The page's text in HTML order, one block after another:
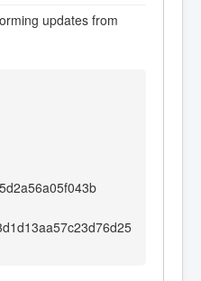
updates from